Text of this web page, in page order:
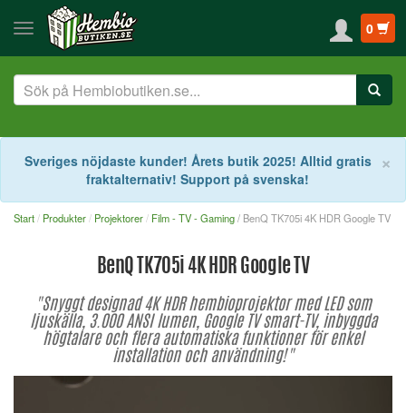
0
×
Sveriges nöjdaste kunder! Årets butik 2025! Alltid gratis
fraktalternativ! Support på svenska!
Start Produkter Projektorer Film - TV - Gaming/ BenQ TK705i 4K HDR Google TV
BenQ TK705i 4K HDR Google TV
"Snyggt designad 4K HDR hembioprojektor med LED som
ljuskälla, 3.000 ANSI lumen, Google TV smart-TV, inbyggda
högtalare och flera automatiska funktioner för enkel
installation och användning!"